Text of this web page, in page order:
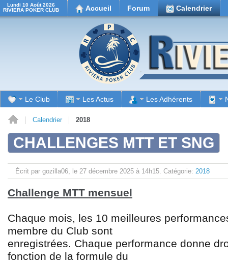
Lundi 10 Août 2026
RIVIERA POKER CLUB
Accueil Forum Calendrier
Le Club Les Actus Les Adhérents
Calendrier 2018
CHALLENGES MTT ET SNG
Écrit par gozilla06, le 27 décembre 2025 à 14h15. Catégorie: 2018
Challenge MTT mensuel
Chaque mois, les 10 meilleures
membre du Club sont
enregistrées. Chaque performance donne
fonction de la formule du